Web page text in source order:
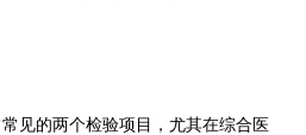
见的两个检验项目，尤其在综合医